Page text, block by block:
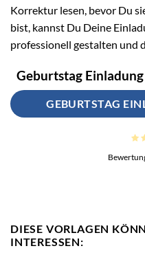
Korrektur lesen, bevor Du
bist, kannst Du Deine
professionell gestalten und
Geburtstag
GEBURTSTAG
DIESE VORLAGEN
INTERESSEN: